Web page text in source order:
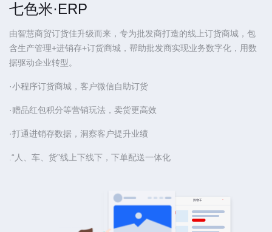
七色米·ERP
由智慧商贸订货佳升级而来，专为批发商打造的线上订货商城，包
含生产管理+进销存+订货商城，帮助批发商实现业务数字化，用数
据驱动企业转型。
·小程序订货商城，客户微信自助订货
·赠品红包积分等营销玩法，卖货更高效
·打通进销存数据，洞察客户提升业绩
.“人、车、货”线上下线下，下单配送一体化